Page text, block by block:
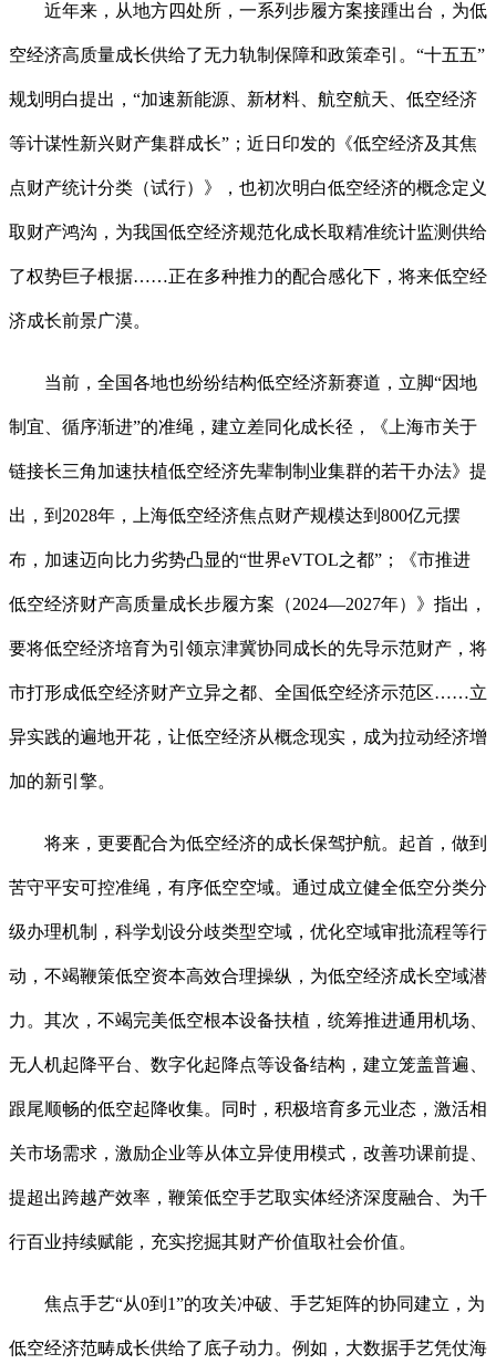
近年来，从地方四处所，一系列步履方案接踵出台，为低
空经济高质量成长供给了无力轨制保障和政策牵引。“十五五”
规划明白提出，“加速新能源、新材料、航空航天、低空经济
等计谋性新兴财产集群成长”；近日印发的《低空经济及其焦
点财产统计分类（试行）》，也初次明白低空经济的概念定义
取财产鸿沟，为我国低空经济规范化成长取精准统计监测供给
了权势巨子根据……正在多种推力的配合感化下，将来低空经
济成长前景广漠。
当前，全国各地也纷纷结构低空经济新赛道，立脚“因地
制宜、循序渐进”的准绳，建立差同化成长径，《上海市关于
链接长三角加速扶植低空经济先辈制制业集群的若干办法》提
出，到2028年，上海低空经济焦点财产规模达到800亿元摆
布，加速迈向比力劣势凸显的“世界eVTOL之都”；《市推进
低空经济财产高质量成长步履方案（2024—2027年）》指出，
要将低空经济培育为引领京津冀协同成长的先导示范财产，将
市打形成低空经济财产立异之都、全国低空经济示范区……立
异实践的遍地开花，让低空经济从概念现实，成为拉动经济增
加的新引擎。
将来，更要配合为低空经济的成长保驾护航。起首，做到
苦守平安可控准绳，有序低空空域。通过成立健全低空分类分
级办理机制，科学划设分歧类型空域，优化空域审批流程等行
动，不竭鞭策低空资本高效合理操纵，为低空经济成长空域潜
力。其次，不竭完美低空根本设备扶植，统筹推进通用机场、
无人机起降平台、数字化起降点等设备结构，建立笼盖普遍、
跟尾顺畅的低空起降收集。同时，积极培育多元业态，激活相
关市场需求，激励企业等从体立异使用模式，改善功课前提、
提超出跨越产效率，鞭策低空手艺取实体经济深度融合、为千
行百业持续赋能，充实挖掘其财产价值取社会价值。
焦点手艺“从0到1”的攻关冲破、手艺矩阵的协同建立，为
低空经济范畴成长供给了底子动力。例如，大数据手艺凭仗海